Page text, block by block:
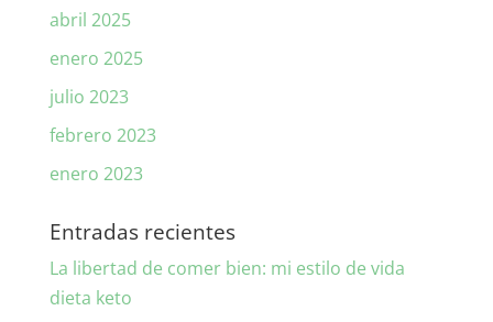
abril 2025
enero 2025
julio 2023
febrero 2023
enero 2023
Entradas recientes
La libertad de comer bien: mi estilo de vida
dieta keto